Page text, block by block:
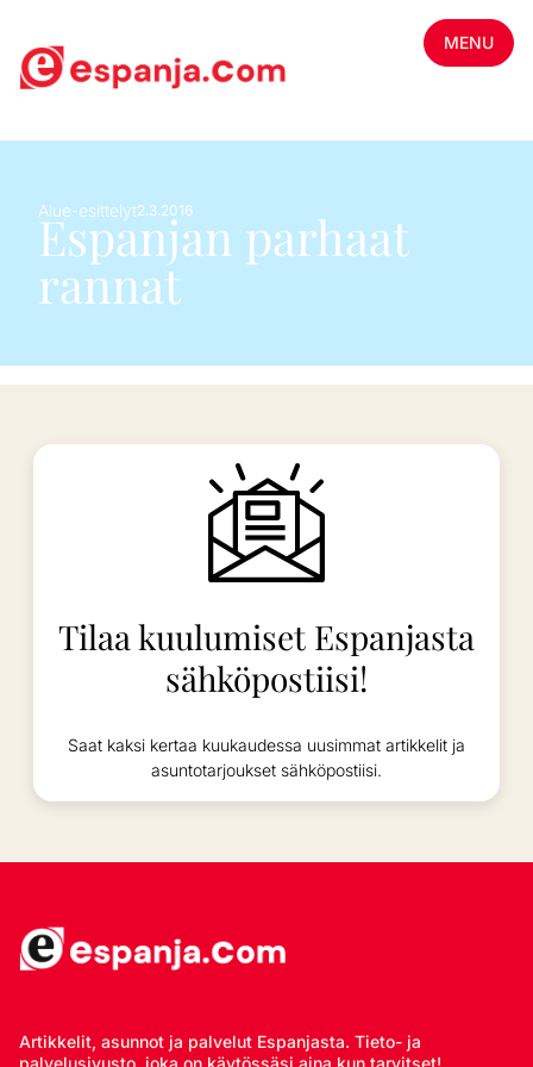
MENU
Alue-esittelyt2.3.2016
Espanjan parhaat
rannat
Tilaa kuulumiset Espanjasta
sähköpostiisi!
Saat kaksi kertaa kuukaudessa uusimmat artikkelit ja
asuntotarjoukset sähköpostiisi.
Artikkelit, asunnot ja palvelut Espanjasta. Tieto- ja
palvelusivusto, joka on käytössäsi aina kun tarvitset!